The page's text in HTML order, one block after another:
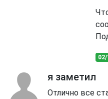
я заметил
Отлично все